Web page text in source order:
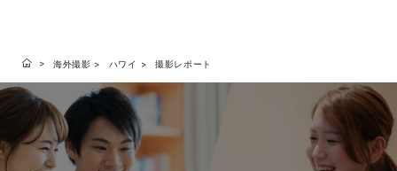
海外撮影 ハワイ 撮影レポート